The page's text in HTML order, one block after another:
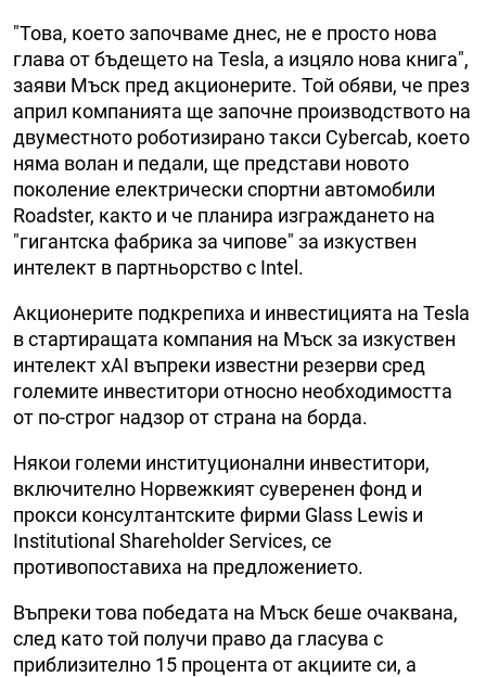
"Това, което започваме днес, не е просто нова
глава от бъдещето на Tesla, а изцяло нова книга",
заяви Мъск пред акционерите. Той обяви, че през
април компанията ще започне производството на
двуместното роботизирано такси Cybercab, което
няма волан и педали, ще представи новото
поколение електрически спортни автомобили
Roadster, както и че планира изграждането на
"гигантска фабрика за чипове" за изкуствен
интелект в партньорство с Intel.
Акционерите подкрепиха и инвестицията на Tesla
в стартиращата компания на Мъск за изкуствен
интелект xAI въпреки известни резерви сред
големите инвеститори относно необходимостта
от по-строг надзор от страна на борда.
Някои големи институционални инвеститори,
включително Норвежкият суверенен фонд и
прокси консултантските фирми Glass Lewis и
Institutional Shareholder Services, се
противопоставиха на предложението.
Въпреки това победата на Мъск беше очаквана,
след като той получи право да гласува с
приблизително 15 процента от акциите си, а